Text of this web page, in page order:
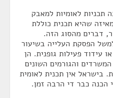
תכניות לאומיות למאבק
שהיא תכנית כוללת
דברים מהסוג הזה.
הפסקת העלייה בשיעור
עידוד פעילות גופנית. הן
והגורמים השונים
בישראל אין תכנית לאומית
הכנה כבר די הרבה זמן.